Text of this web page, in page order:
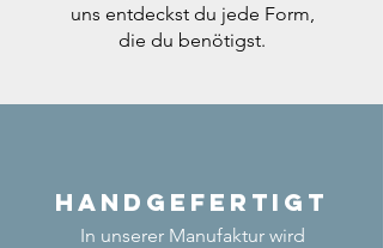
uns entdeckst du jede Form,
die du benötigst.
Handgefertigt
In unserer Manufaktur wird